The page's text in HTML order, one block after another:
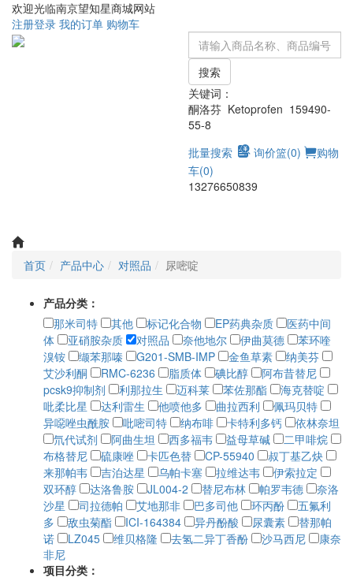
欢迎光临南京望知星商城网站
注册登录 我的订单 购物车
搜索
关键词：
酮洛芬 Ketoprofen 159490-
55-8
批量搜索
询价篮(0)
购物
车(0)
13276650839
首页 产品中心 对照品 尿嘧啶
产品分类：
那米司特
其他 标记化合物 EP药典杂质
医药中间
体
亚硝胺杂质 对照品 奈他地尔 伊曲莫德
苯环喹
溴铵
缬苯那嗪 G201-SMB-IMP 金鱼草素
纳美芬
艾沙利酮
RMC-6236 脂质体 碘比醇
阿布昔替尼
pcsk9抑制剂
利那拉生 迈科莱 苯佐那酯
海克替啶
吡柔比星
达利雷生 他喷他多 曲拉西利
佩玛贝特
异噁唑虫酰胺
吡嘧司特 纳布啡 卡特利多钙
依林奈坦
氘代试剂
阿曲生坦 西多福韦 益母草碱
二甲啡烷
布格替尼
硫康唑 卡匹色替 CP-55940
叔丁基乙炔
来那帕韦
吉泊达星 乌帕卡塞 拉维达韦
伊索拉定
双环醇
达洛鲁胺 JL004-2 替尼布林 帕罗韦德
奈洛
沙星
司拉德帕 艾地那非 巴多司他 环丙酚
五氟利
多
敌虫菊酯 ICI-164384 异丹酚酸 尿囊素
替那帕
诺
LZ045 维贝格隆 去氢二异丁香酚 沙马西尼
康奈
非尼
项目分类：